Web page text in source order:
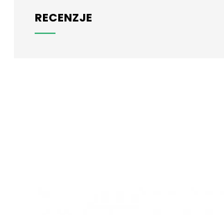
RECENZJE